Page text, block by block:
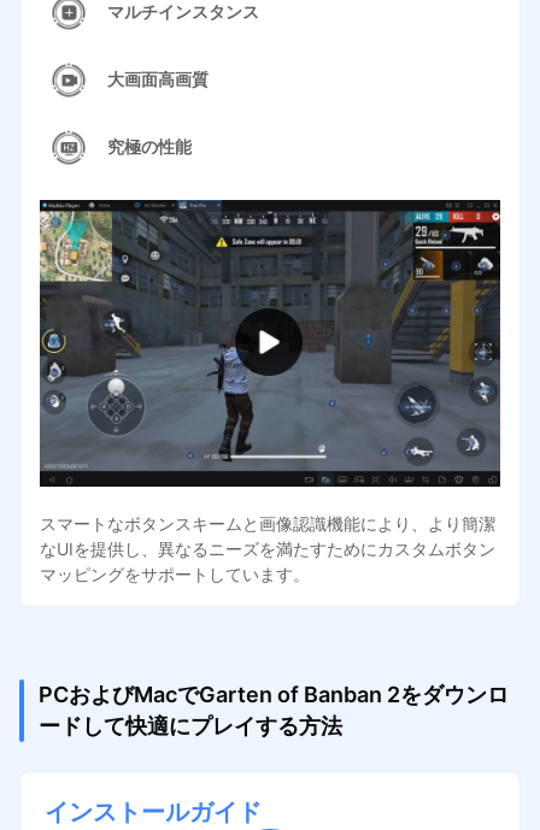
マルチインスタンス
大画面高画質
究極の性能
スマートなボタンスキームと画像認識機能により、より簡潔
なUIを提供し、異なるニーズを満たすためにカスタムボタン
マッピングをサポートしています。
PCおよびMacでGarten of Banban 2をダウンロ
ードして快適にプレイする方法
インストールガイド